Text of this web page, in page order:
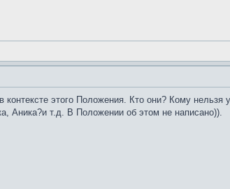
этого Положения. Кто они? Кому нельзя
Аника?и т.д. В Положении об этом не написано)).